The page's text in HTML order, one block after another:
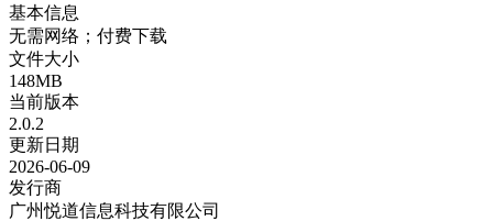
基本信息
无需网络；付费下载
文件大小
148MB
当前版本
2.0.2
更新日期
2026-06-09
发行商
广州悦道信息科技有限公司